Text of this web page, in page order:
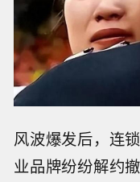
风波爆发后，连
业品牌纷纷解约